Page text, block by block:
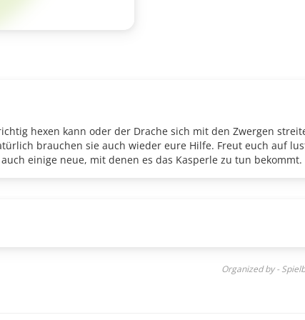
hexen kann oder der Drache sich mit den Zwergen
brauchen sie auch wieder eure Hilfe. Freut euch auf
einige neue, mit denen es das Kasperle zu tun bekommt.
Organized by -